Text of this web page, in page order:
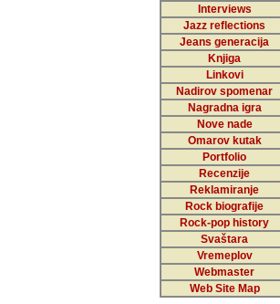
Interviews
Jazz reflections
Jeans generacija
Knjiga
Linkovi
Nadirov spomenar
Nagradna igra
Nove nade
Omarov kutak
Portfolio
Recenzije
Reklamiranje
Rock biografije
Rock-pop history
Svaštara
Vremeplov
Webmaster
Web Site Map